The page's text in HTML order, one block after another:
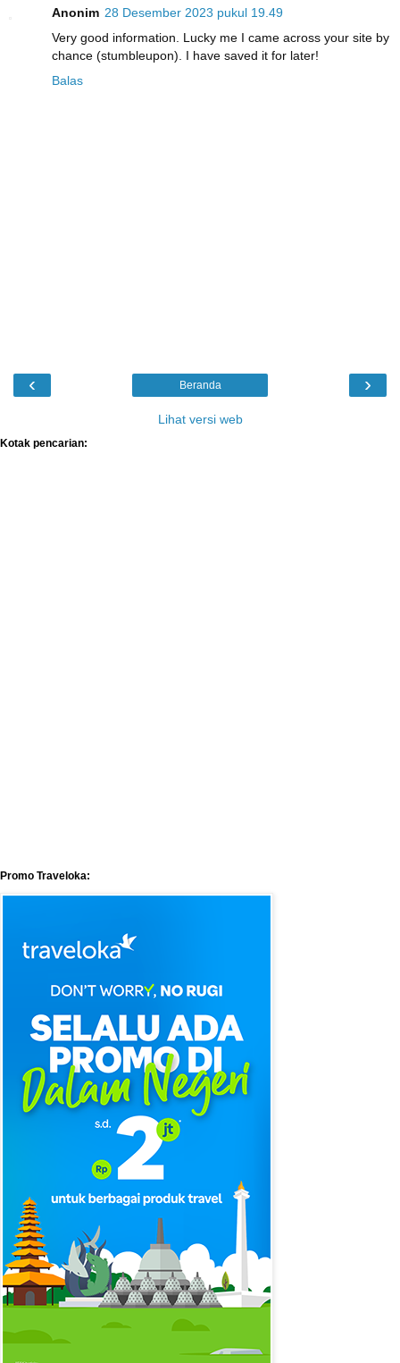
Anonim 28 Desember 2023 pukul 19.49
Very good information. Lucky me I came across your site by
chance (stumbleupon). I have saved it for later!
Balas
‹ ›
Beranda
Lihat versi web
Kotak pencarian:
Promo Traveloka: